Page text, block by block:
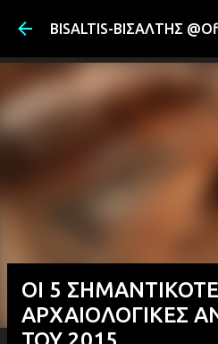
BISALTIS-ΒΙΣΑΛΤΗΣ
ΟΙ 5
ΑΡΧΑΙΟΛΟΓΙΚΕΣ